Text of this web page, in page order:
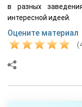
в разных
интересной идеей.
Оцените материал